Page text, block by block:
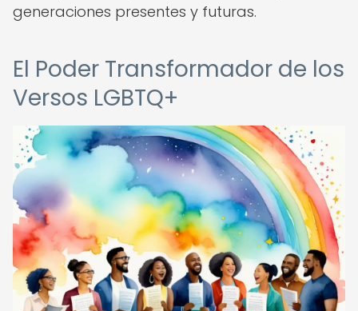
generaciones presentes y futuras.
El Poder Transformador de los
Versos LGBTQ+